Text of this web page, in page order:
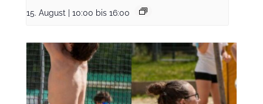
15. August | 10:00 bis 16:00